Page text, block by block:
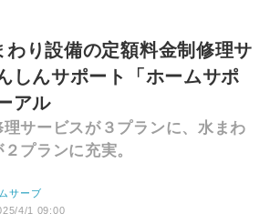
わり設備の定額料金制修理サ
しんサポート「ホームサポ
アル
サービスが３プランに、水まわ
プランに充実。
サーブ
4/1 09:00